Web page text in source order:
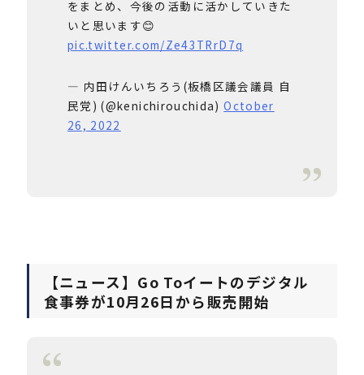
をまとめ、今後の活動に活かしていきた
いと思います😊
pic.twitter.com/Ze43TRrD7q
— 内田けんいちろう(板橋区議会議員 自
民党) (@kenichirouchida)October
26, 2022
【ニュース】 Go Toイートのデジタル
食事券が10月26日から販売開始